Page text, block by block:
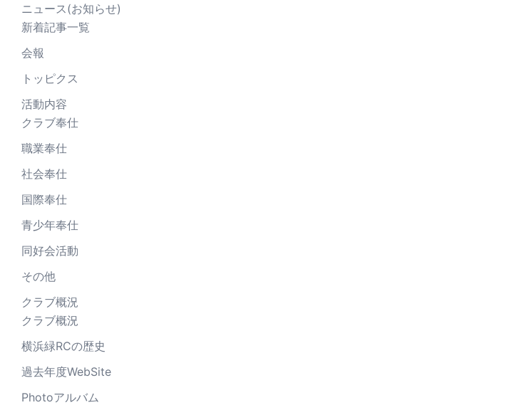
ニュース(お知らせ)
新着記事一覧
会報
トッピクス
活動内容
クラブ奉仕
職業奉仕
社会奉仕
国際奉仕
青少年奉仕
同好会活動
その他
クラブ概況
クラブ概況
横浜緑RCの歴史
過去年度WebSite
Photoアルバム